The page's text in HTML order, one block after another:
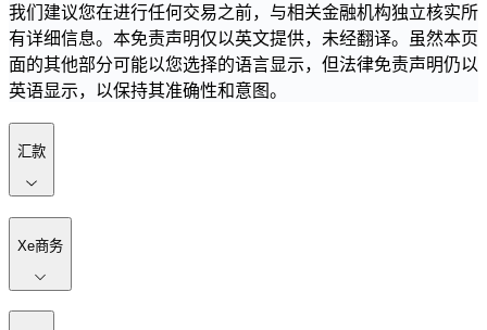
我们建议您在进行任何交易之前，与相关金融机构独立核实所
有详细信息。本免责声明仅以英文提供，未经翻译。虽然本页
面的其他部分可能以您选择的语言显示，但法律免责声明仍以
英语显示，以保持其准确性和意图。
汇款
Xe商务